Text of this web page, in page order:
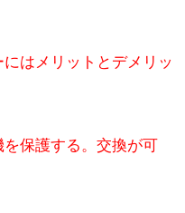
はメリットとデメリッ
保護する。交換が可